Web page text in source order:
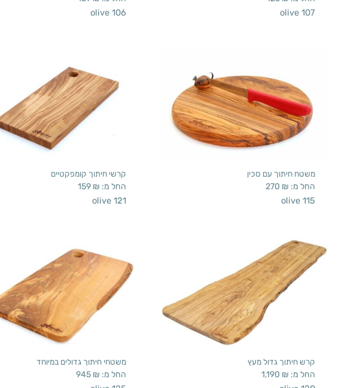
olive 107
olive 106
משטח חיתוך עם סכין
החל מ: 270 ₪
olive 115
קרשי חיתוך קומפקטיים
החל מ: 159 ₪
olive 121
קרש חיתוך גדול מעץ
החל מ: 1,190 ₪
משטחי חיתוך גדולים במיוחד
החל מ: 945 ₪